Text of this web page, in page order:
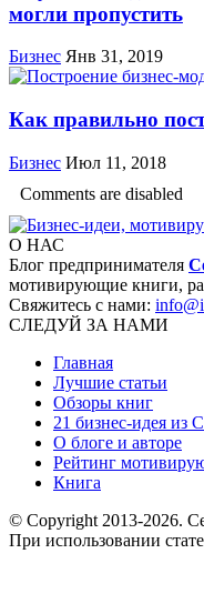
могли пропустить
Бизнес Янв 31, 2019
Как правильно
Бизнес Июл 11, 2018
Comments are disabled
О НАС
Блог предпринимателя
мотивирующие книги,
Свяжитесь с нами:
СЛЕДУЙ ЗА НАМИ
Главная
Лучшие статьи
Обзоры книг
21 бизнес-идея из
О блоге и авторе
Рейтинг
Книга
© Copyright 2013-2026.
При использовании